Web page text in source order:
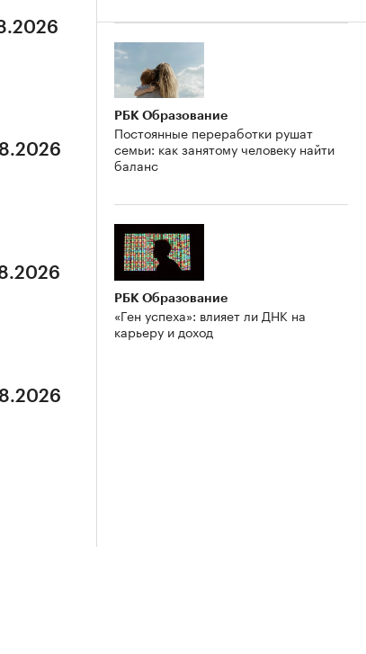
РБК Образование
Постоянные переработки рушат
семьи: как занятому человеку найти
баланс
РБК Образование
«Ген успеха»: влияет ли ДНК на
карьеру и доход